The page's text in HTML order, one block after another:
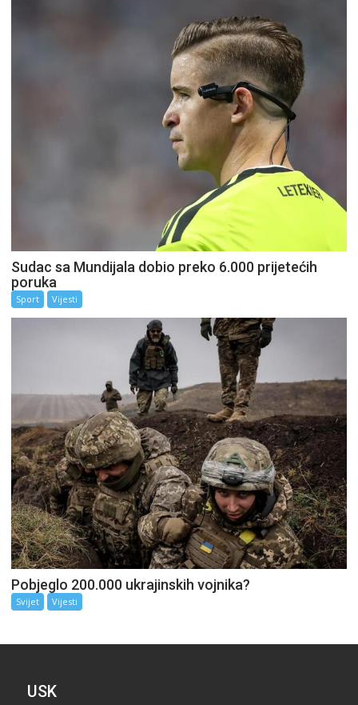
Sudac sa Mundijala dobio preko 6.000 prijetećih
poruka
Sport Vijesti
Pobjeglo 200.000 ukrajinskih vojnika?
Svijet Vijesti
USK